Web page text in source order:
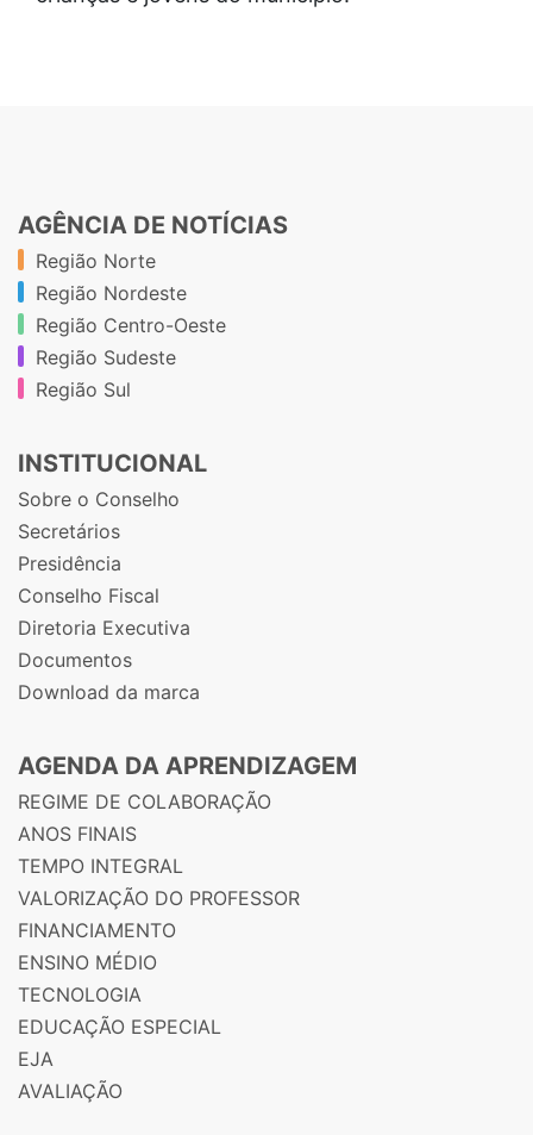
AGÊNCIA DE NOTÍCIAS
Região Norte
Região Nordeste
Região Centro-Oeste
Região Sudeste
Região Sul
INSTITUCIONAL
Sobre o Conselho
Secretários
Presidência
Conselho Fiscal
Diretoria Executiva
Documentos
Download da marca
AGENDA DA APRENDIZAGEM
REGIME DE COLABORAÇÃO
ANOS FINAIS
TEMPO INTEGRAL
VALORIZAÇÃO DO PROFESSOR
FINANCIAMENTO
ENSINO MÉDIO
TECNOLOGIA
EDUCAÇÃO ESPECIAL
EJA
AVALIAÇÃO